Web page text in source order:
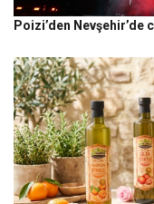
Poizi’den Nevşehir’de